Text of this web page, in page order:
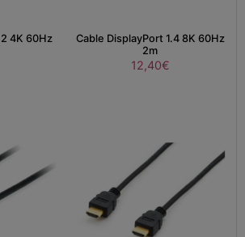
4K 60Hz
Cable DisplayPort 1.4 8K 60Hz
2m
12,40€